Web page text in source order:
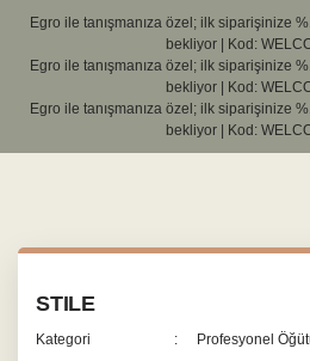
Egro ile tanışmanıza özel; ilk siparişinize
bekliyor | Kod:
Egro ile tanışmanıza özel; ilk siparişinize
bekliyor | Kod:
Egro ile tanışmanıza özel; ilk siparişinize
bekliyor | Kod:
STILE
Kategori
Profesyonel